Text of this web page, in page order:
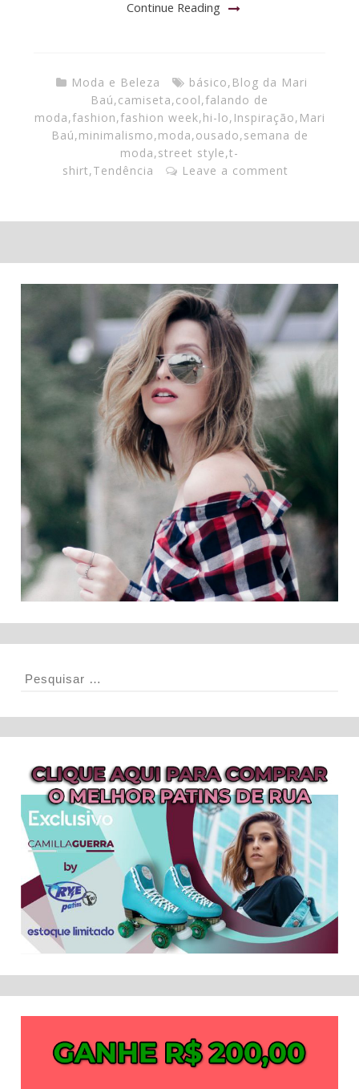
Continue Reading
Moda e Beleza básico, Blog da Mari
Baú,camiseta,cool,falando de
moda,fashion,fashion week,hi-lo, Inspiração, Mari
Baú,minimalismo,moda,ousado,semana de
moda,street style,t-
shirt,Tendência Leave a comment